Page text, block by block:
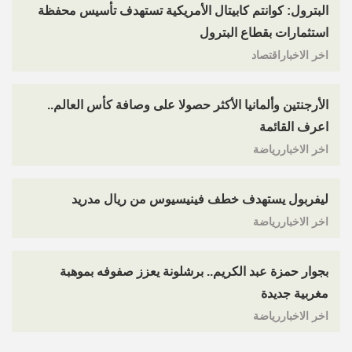
البترول: كوانتم كابيتال الأمريكية تستهدف تأسيس محفظة
استثمارات بقطاع البترول
اخر الاخباراقتصاد
الأرجنتين وألمانيا الأكثر حصولا على وصافة كأس العالم..
اعرف القائمة
اخر الاخباررياضة
ليفربول يستهدف خطف فينيسيوس من ريال مدريد
اخر الاخباررياضة
بجوار حمزة عبد الكريم.. برشلونة يعزز صفوفه بموهبة
مغربية جديدة
اخر الاخباررياضة